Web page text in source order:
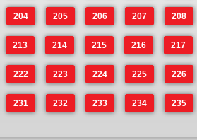
204 205 206 207 208
213 214 215 216 217
222 223 224 225 226
231 232 233 234 235